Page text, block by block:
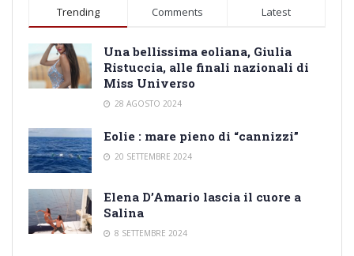
Trending Comments Latest
Una bellissima eoliana, Giulia
Ristuccia, alle finali nazionali di
Miss Universo
28 AGOSTO 2024
Eolie : mare pieno di “cannizzi”
20 SETTEMBRE 2024
Elena D’Amario lascia il cuore a
Salina
8 SETTEMBRE 2024